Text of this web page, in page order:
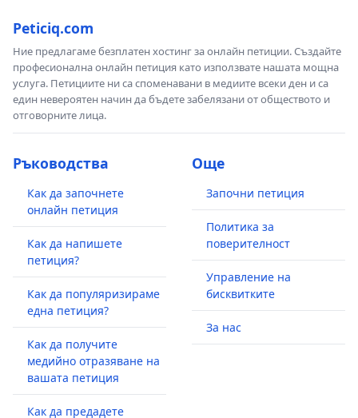
Peticiq.com
Ние предлагаме безплатен хостинг за онлайн петиции. Създайте
професионална онлайн петиция като използвате нашата мощна
услуга. Петициите ни са споменавани в медиите всеки ден и са
един невероятен начин да бъдете забелязани от обществото и
отговорните лица.
Ръководства
Как да започнете
онлайн петиция
Как да напишете
петиция?
Как да популяризираме
една петиция?
Как да получите
медийно отразяване на
вашата петиция
Как да предадете
Още
Започни петиция
Политика за
поверителност
Управление на
бисквитките
За нас